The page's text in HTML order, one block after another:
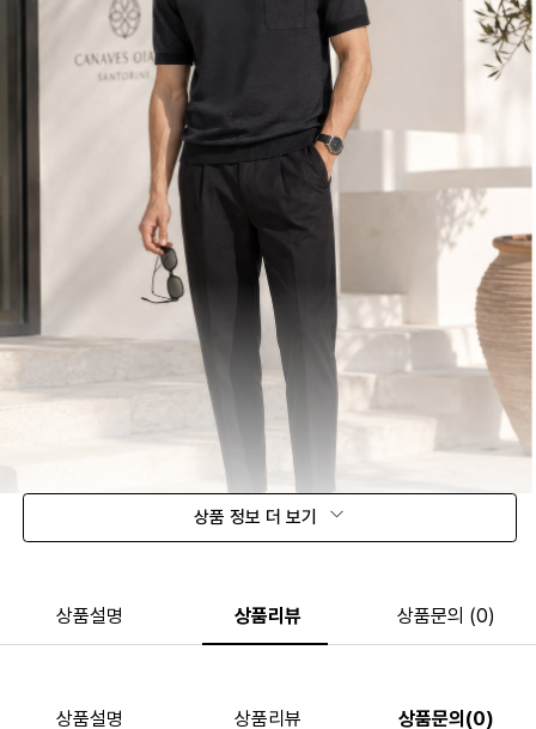
상품 정보 더 보기
상품설명 상품리뷰 상품문의 (0)
상품설명 상품리뷰 상품문의(0)